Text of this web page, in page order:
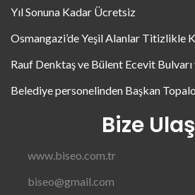
Yıl Sonuna Kadar Ücretsiz
Osmangazi’de Yeşil Alanlar Titizlikle
Rauf Denktaş ve Bülent Ecevit
Belediye personelinden Başkan
Bize
www.biseo.com.tr
biseo@gmail.com